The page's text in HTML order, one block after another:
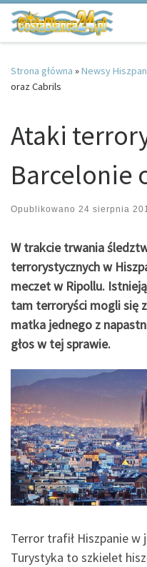
Przejdź do treści
Strona główna »Newsy
oraz Cabrils
Ataki
Barcelonie
Opublikowano 24 sierpnia
W trakcie trwania
terrorystycznych w
meczet w Ripollu.
tam terroryści mogli się
matka jednego z
głos w tej sprawie.
Terror trafił Hiszpanie w
Turystyka to szkielet